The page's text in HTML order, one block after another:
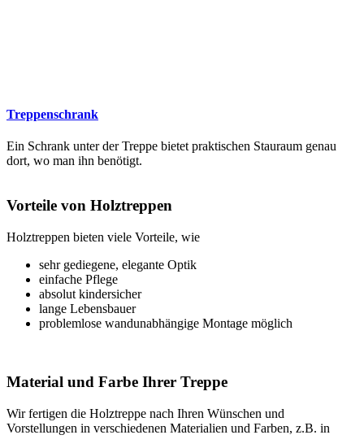
Treppenschrank
Ein Schrank unter der Treppe bietet praktischen Stauraum genau
dort, wo man ihn benötigt.
Vorteile von Holztreppen
Holztreppen bieten viele Vorteile, wie
sehr gediegene, elegante Optik
einfache Pflege
absolut kindersicher
lange Lebensbauer
problemlose wandunabhängige Montage möglich
Material und Farbe Ihrer Treppe
Wir fertigen die Holztreppe nach Ihren Wünschen und
Vorstellungen in verschiedenen Materialien und Farben, z.B. in